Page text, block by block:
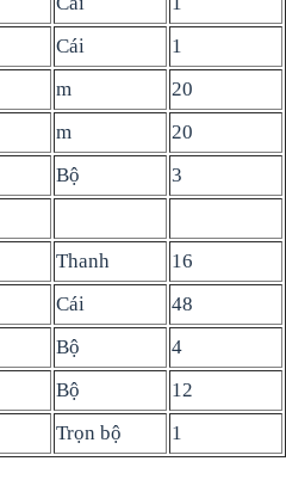
Cái
1
m
20
m
20
Bộ
3
Thanh
16
Cái
48
Bộ
4
Bộ
12
Trọn bộ 1